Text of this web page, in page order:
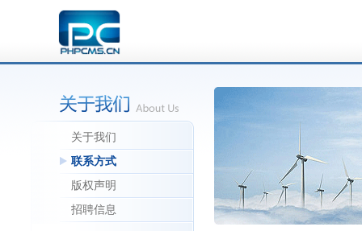
关于我们
联系方式
版权声明
招聘信息